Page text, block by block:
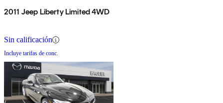
2011 Jeep Liberty Limited 4WD
Sin calificación
Incluye tarifas de conc.